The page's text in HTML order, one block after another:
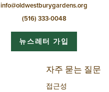
info@oldwestburygardens.org
(516) 333-0048
뉴스레터 가입
자주 묻는 질문
접근성